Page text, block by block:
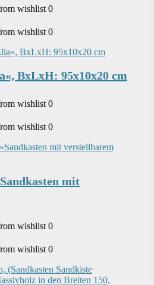
wishlist 0
wishlist 0
BxLxH: 95x10x20 cm
wishlist 0
wishlist 0
mit
wishlist 0
wishlist 0